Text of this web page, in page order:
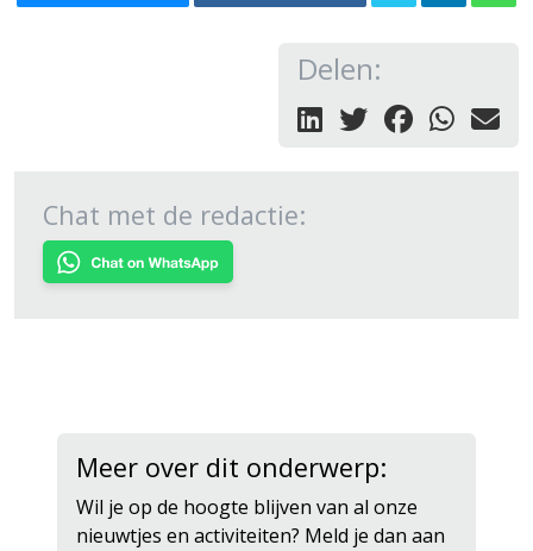
Delen:
Chat met de redactie:
Meer over dit onderwerp:
Wil je op de hoogte blijven van al onze
nieuwtjes en activiteiten? Meld je dan aan